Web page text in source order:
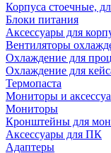
Корпуса стоечные,
Блоки питания
Аксессуары для
Вентиляторы
Охлаждение для
Охлаждение для
Термопаста
Мониторы и
Мониторы
Кронштейны для
Аксессуары для ПК
Адаптеры